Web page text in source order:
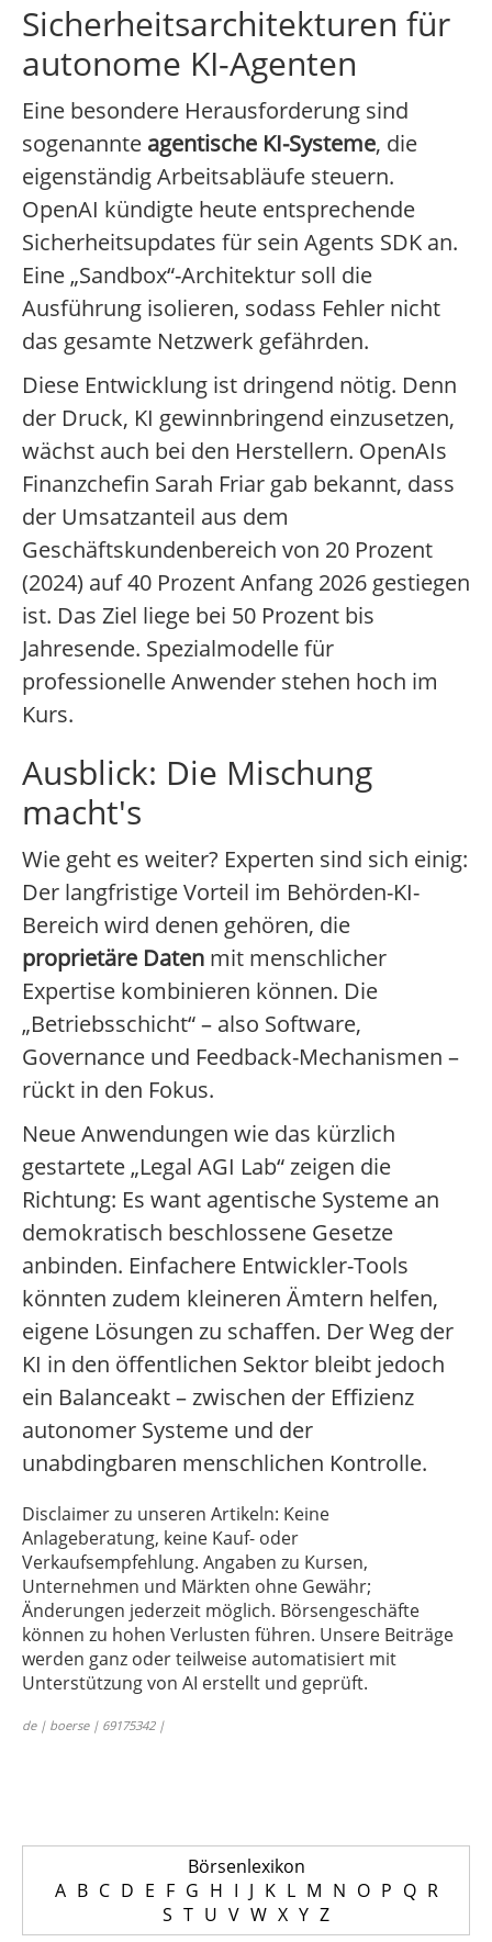
Sicherheitsarchitekturen für
autonome KI-Agenten
Eine besondere Herausforderung sind
sogenannte agentische KI-Systeme, die
eigenständig Arbeitsabläufe steuern.
OpenAI kündigte heute entsprechende
Sicherheitsupdates für sein Agents SDK an.
Eine „Sandbox“-Architektur soll die
Ausführung isolieren, sodass Fehler nicht
das gesamte Netzwerk gefährden.
Diese Entwicklung ist dringend nötig. Denn
der Druck, KI gewinnbringend einzusetzen,
wächst auch bei den Herstellern. OpenAIs
Finanzchefin Sarah Friar gab bekannt, dass
der Umsatzanteil aus dem
Geschäftskundenbereich von 20 Prozent
(2024) auf 40 Prozent Anfang 2026 gestiegen
ist. Das Ziel liege bei 50 Prozent bis
Jahresende. Spezialmodelle für
professionelle Anwender stehen hoch im
Kurs.
Ausblick: Die Mischung
macht's
Wie geht es weiter? Experten sind sich einig:
Der langfristige Vorteil im Behörden-KI-
Bereich wird denen gehören, die
proprietäre Daten mit menschlicher
Expertise kombinieren können. Die
„Betriebsschicht“ – also Software,
Governance und Feedback-Mechanismen –
rückt in den Fokus.
Neue Anwendungen wie das kürzlich
gestartete „Legal AGI Lab“ zeigen die
Richtung: Es want agentische Systeme an
demokratisch beschlossene Gesetze
anbinden. Einfachere Entwickler-Tools
könnten zudem kleineren Ämtern helfen,
eigene Lösungen zu schaffen. Der Weg der
KI in den öffentlichen Sektor bleibt jedoch
ein Balanceakt – zwischen der Effizienz
autonomer Systeme und der
unabdingbaren menschlichen Kontrolle.
Disclaimer zu unseren Artikeln: Keine
Anlageberatung, keine Kauf- oder
Verkaufsempfehlung. Angaben zu Kursen,
Unternehmen und Märkten ohne Gewähr;
Änderungen jederzeit möglich. Börsengeschäfte
können zu hohen Verlusten führen. Unsere Beiträge
werden ganz oder teilweise automatisiert mit
Unterstützung von AI erstellt und geprüft.
de | boerse | 69175342 |
Börsenlexikon
A B C D E F G H I J K L M N O P Q R
S T U V W X Y Z